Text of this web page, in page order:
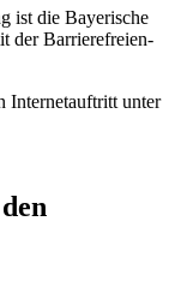
ist die Bayerische
der Barrierefreien-
Internetauftritt unter